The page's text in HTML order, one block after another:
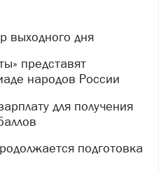
выходного дня
народов России